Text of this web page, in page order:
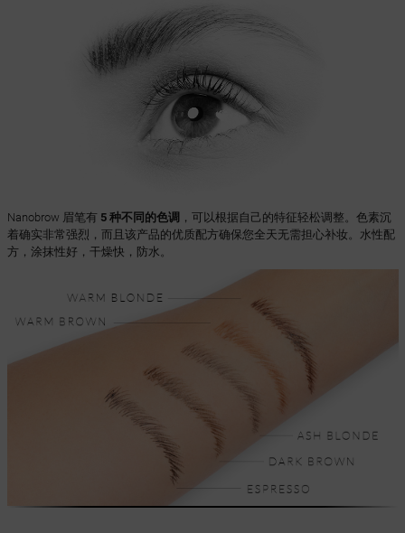
Nanobrow 眉笔有 5 种不同的色调 ，可以根据自己的特征轻松调整。色素沉
着确实非常强烈，而且该产品的优质配方确保您全天无需担心补妆。水性配
方，涂抹性好，干燥快，防水。